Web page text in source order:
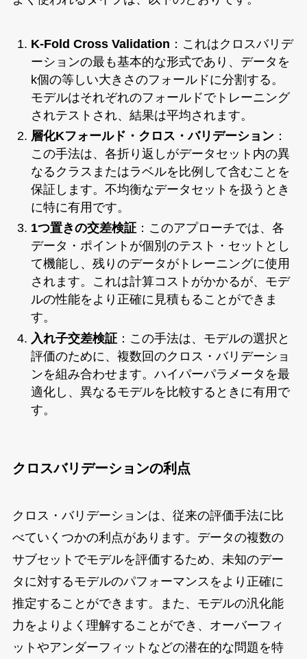
K-Fold Cross Validation ：これはクロスバリデ
ーションの最も基本的な形式であり、データを
k個の等しい大きさのフォールドに分割する。
モデルはそれぞれのフォールドでトレーニング
されテストされ、結果は平均されます。
層化Kフォールド・クロス・バリデーション：
この手法は、各折り返しがデータセット内の異
なるクラスまたはラベルを比例して含むことを
保証します。不均衡なデータセットを扱うとき
に特に有用です。
1つ置きの交差検証：このアプローチでは、各
データ・ポイントが個別のテスト・セットとし
て機能し、残りのデータがトレーニングに使用
されます。これは計算コストがかかるが、モデ
ルの性能をより正確に見積もることができま
す。
入れ子交差検証：この手法は、モデルの選択と
評価のために、複数回のクロス・バリデーショ
ンを組み合わせます。ハイパーパラメータを最
適化し、異なるモデルを比較するときに有用で
す。
クロスバリデーションの利点
クロス・バリデーションは、従来の評価手法に比
べていくつかの利点があります。データの複数の
サブセットでモデルを評価するため、未知のデー
タに対するモデルのパフォーマンスをより正確に
推定することができます。また、モデルの汎化能
力をよりよく理解することができ、オーバーフィ
ットやアンダーフィットなどの潜在的な問題を特